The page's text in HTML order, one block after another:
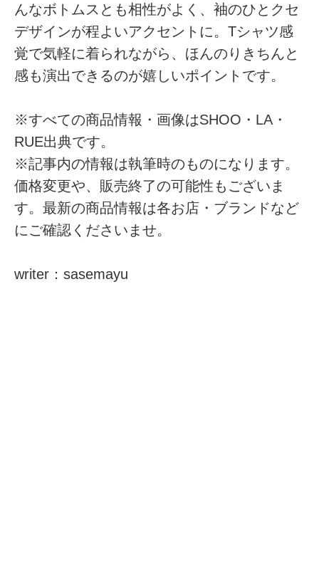
んなボトムスとも相性がよく、袖のひとクセ
デザインが程よいアクセントに。Tシャツ感
覚で気軽に着られながら、ほんのりきちんと
感も演出できるのが嬉しいポイントです。
※すべての商品情報・画像はSHOO・LA・
RUE出典です。
※記事内の情報は執筆時のものになります。
価格変更や、販売終了の可能性もございま
す。最新の商品情報は各お店・ブランドなど
にご確認くださいませ。
writer：sasemayu